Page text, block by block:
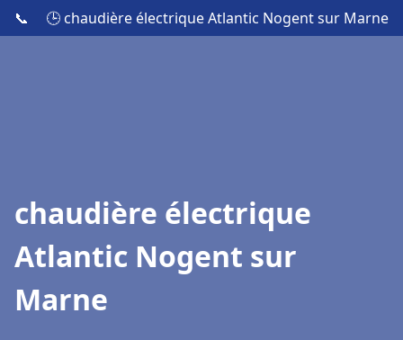
📞 🕒 chaudière électrique Atlantic Nogent sur Marne
chaudière électrique
Atlantic Nogent sur
Marne